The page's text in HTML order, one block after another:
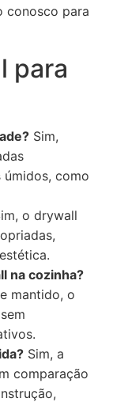
conosco para
para
Sim,
úmidos, como
o drywall
na cozinha?
mantido, o
Sim, a
comparação